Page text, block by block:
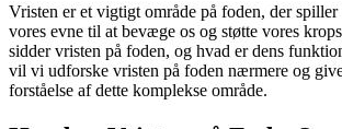
Vristen er et vigtigt område på foden, der
vores evne til at bevæge os og støtte vores
sidder vristen på foden, og hvad er dens
vil vi udforske vristen på foden nærmere og
forståelse af dette komplekse område.